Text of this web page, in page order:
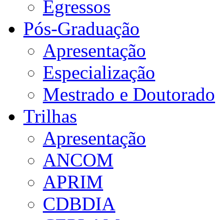
Egressos
Pós-Graduação
Apresentação
Especialização
Mestrado e Doutorado
Trilhas
Apresentação
ANCOM
APRIM
CDBDIA